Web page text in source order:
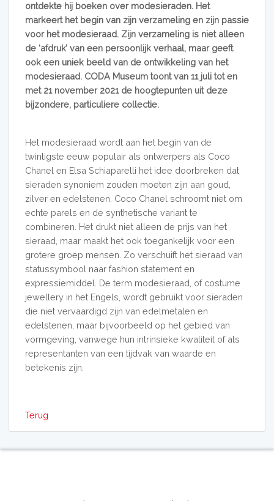
ontdekte hij boeken over modesieraden. Het
markeert het begin van zijn verzameling en zijn passie
voor het modesieraad. Zijn verzameling is niet alleen
de ‘afdruk’ van een persoonlijk verhaal, maar geeft
ook een uniek beeld van de ontwikkeling van het
modesieraad. CODA Museum toont van 11 juli tot en
met 21 november 2021 de hoogtepunten uit deze
bijzondere, particuliere collectie.
Het modesieraad wordt aan het begin van de
twintigste eeuw populair als ontwerpers als Coco
Chanel en Elsa Schiaparelli het idee doorbreken dat
sieraden synoniem zouden moeten zijn aan goud,
zilver en edelstenen. Coco Chanel schroomt niet om
echte parels en de synthetische variant te
combineren. Het drukt niet alleen de prijs van het
sieraad, maar maakt het ook toegankelijk voor een
grotere groep mensen. Zo verschuift het sieraad van
statussymbool naar fashion statement en
expressiemiddel. De term modesieraad, of costume
jewellery in het Engels, wordt gebruikt voor sieraden
die niet vervaardigd zijn van edelmetalen en
edelstenen, maar bijvoorbeeld op het gebied van
vormgeving, vanwege hun intrinsieke kwaliteit of als
representanten van een tijdvak van waarde en
betekenis zijn.
Terug